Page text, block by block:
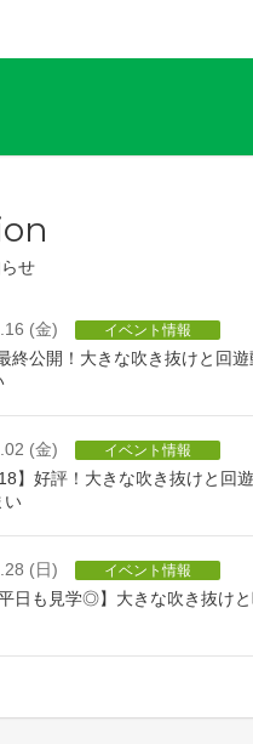
せ
(金) イベント情報
終公開！大きな吹き抜けと回
(金) イベント情報
】好評！大きな吹き抜けと回
い
(日) イベント情報
平日も見学◎】大きな吹き抜け